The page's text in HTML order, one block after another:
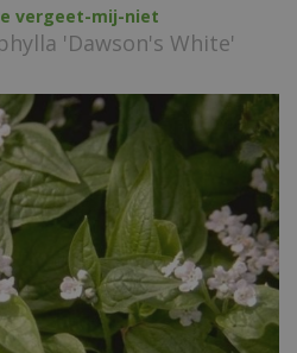
vergeet-mij-niet
'Dawson's White'